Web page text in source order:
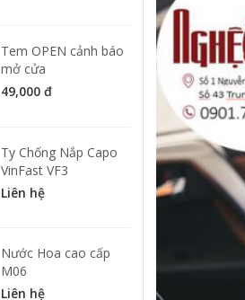
Tem OPEN cảnh báo
mở cửa
49,000 đ
Ty Chống Nắp Capo
VinFast VF3
Liên hệ
Nước Hoa cao cấp
M06
Liên hệ